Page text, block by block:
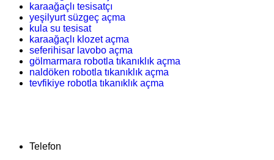
karaağaçlı tesisatçı
yeşilyurt süzgeç açma
kula su tesisat
karaağaçlı klozet açma
seferihisar lavobo açma
gölmarmara robotla tıkanıklık açma
naldöken robotla tıkanıklık açma
tevfikiye robotla tıkanıklık açma
Telefon